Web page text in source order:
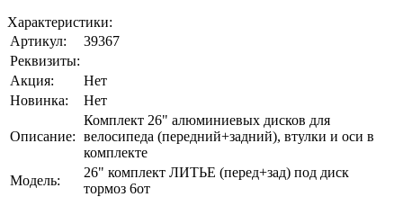
Характеристики:
Артикул:
39367
Реквизиты:
Акция:
Нет
Новинка:
Нет
Описание:
Комплект 26" алюминиевых дисков для
велосипеда (передний+задний), втулки и оси в
комплекте
Модель:
26" комплект ЛИТЬЕ (перед+зад) под диск
тормоз 6от